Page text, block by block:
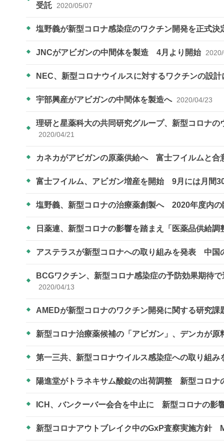
受託
2020/05/07
塩野義が新型コロナ感染症のワクチン開発を正式決
JNCがアビガンの中間体を製造 4月より開始
NEC、新型コロナウイルスに対するワクチンの設
宇部興産がアビガンの中間体を製造へ 2020/04/23
理研と星薬科大の共同研究グループ、新型コロナ
2020/04/21
カネカがアビガンの原薬供給へ 富士フイルムと合
富士フイルム、アビガン増産を開始 9月には月間
塩野義、新型コロナの治療薬創製へ 2020年度内
日薬連、新型コロナの影響を踏まえ「医薬品供給
アステラスが新型コロナへの取り組みを発表 中国
BCGワクチン、新型コロナ感染症の予防効果期待
2020/04/13
AMEDが新型コロナのワクチン開発に関する研究課
新型コロナ治療薬候補の「アビガン」、デンカが
第一三共、新型コロナウイルス感染症への取り組
陽進堂がトラネキサム酸錠の出荷調整 新型コロナ
ICH、バンクーバー会合を中止に 新型コロナの影
新型コロナアウトブレイク中のGxP査察実施方針